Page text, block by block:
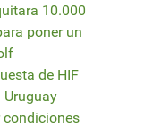
10.000
poner un
de HIF
Uruguay
condiciones